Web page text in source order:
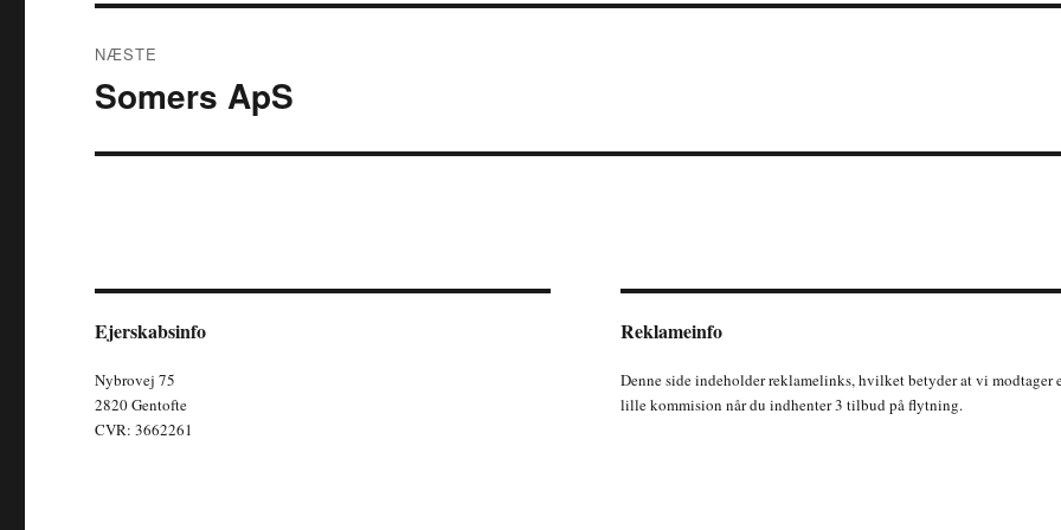
NÆSTE
Næste
Somers ApS
Ejerskabsinfo
Nybrovej 75
2820 Gentofte
CVR: 3662261
Reklameinfo
Denne side indeholder reklamelinks, hvilket betyder at vi modtager
lille kommision når du indhenter 3 tilbud på flytning.